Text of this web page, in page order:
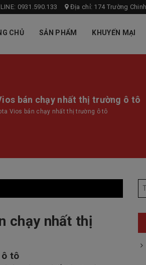
0931.590.133 Địa chỉ: 174 Trường
CHỦ SẢN PHẨM KHUYẾN MẠI
bán chạy nhất thị trường ô tô
Vios bán chạy nhất thị trường ô tô
chạy nhất thị
tô